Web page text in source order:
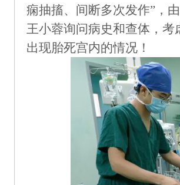
痫抽搐、间断多次发作”，由
王小蓉询问病史和查体， 考
出现胎死宫内的情况！